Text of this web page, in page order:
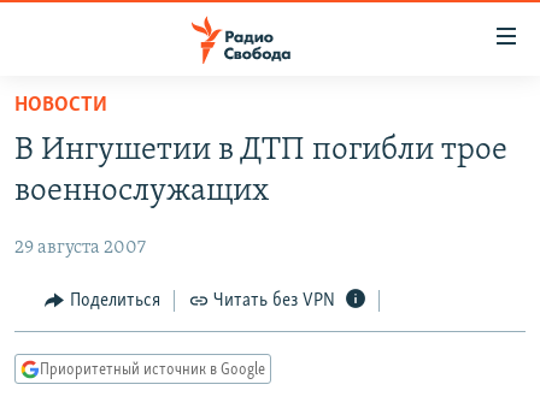
упрощенного
доступа
основному
Вернутся
главной
навигации
ПОДКАСТЫ
АВТОРСКИЕ ПРОЕКТЫ
ЦИТАТЫ СВОБОДЫ
МНЕНИЯ
IDEL.РЕАЛИИ
НОВОСТИ
В Ингушетии в ДТП погибли трое
военнослужащих
29 августа 2007
Поделиться Читать без VPN
Приоритетный источник в Google